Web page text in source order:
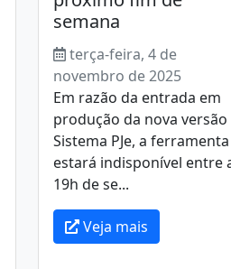
semana
terça-feira, 4 de
novembro de 2025
Em razão da entrada em
produção da nova versão
Sistema PJe, a ferramenta
estará indisponível entre
19h de se...
Veja mais